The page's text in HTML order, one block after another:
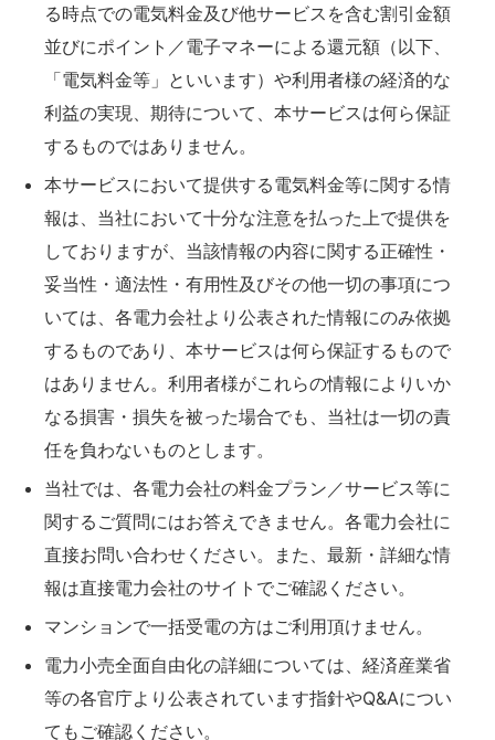
る時点での電気料金及び他サービスを含む割引金額
並びにポイント／電子マネーによる還元額（以下、
「電気料金等」といいます）や利用者様の経済的な
利益の実現、期待について、本サービスは何ら保証
するものではありません。
本サービスにおいて提供する電気料金等に関する情
報は、当社において十分な注意を払った上で提供を
しておりますが、当該情報の内容に関する正確性・
妥当性・適法性・有用性及びその他一切の事項につ
いては、各電力会社より公表された情報にのみ依拠
するものであり、本サービスは何ら保証するもので
はありません。利用者様がこれらの情報によりいか
なる損害・損失を被った場合でも、当社は一切の責
任を負わないものとします。
当社では、各電力会社の料金プラン／サービス等に
関するご質問にはお答えできません。各電力会社に
直接お問い合わせください。また、最新・詳細な情
報は直接電力会社のサイトでご確認ください。
マンションで一括受電の方はご利用頂けません。
電力小売全面自由化の詳細については、経済産業省
等の各官庁より公表されています指針やQ&Aについ
てもご確認ください。